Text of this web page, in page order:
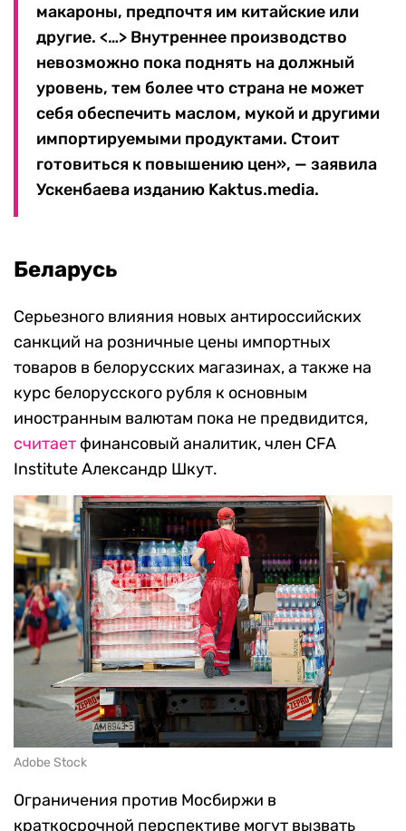
макароны, предпочтя им китайские или
другие. <…> Внутреннее производство
невозможно пока поднять на должный
уровень, тем более что страна не может
себя обеспечить маслом, мукой и другими
импортируемыми продуктами. Стоит
готовиться к повышению цен», — заявила
Ускенбаева изданию Kaktus.media.
Беларусь
Серьезного влияния новых антироссийских
санкций на розничные цены импортных
товаров в белорусских магазинах, а также на
курс белорусского рубля к основным
иностранным валютам пока не предвидится,
считает финансовый аналитик, член CFA
Institute Александр Шкут.
Adobe Stock
Ограничения против Мосбиржи в
краткосрочной перспективе могут вызвать